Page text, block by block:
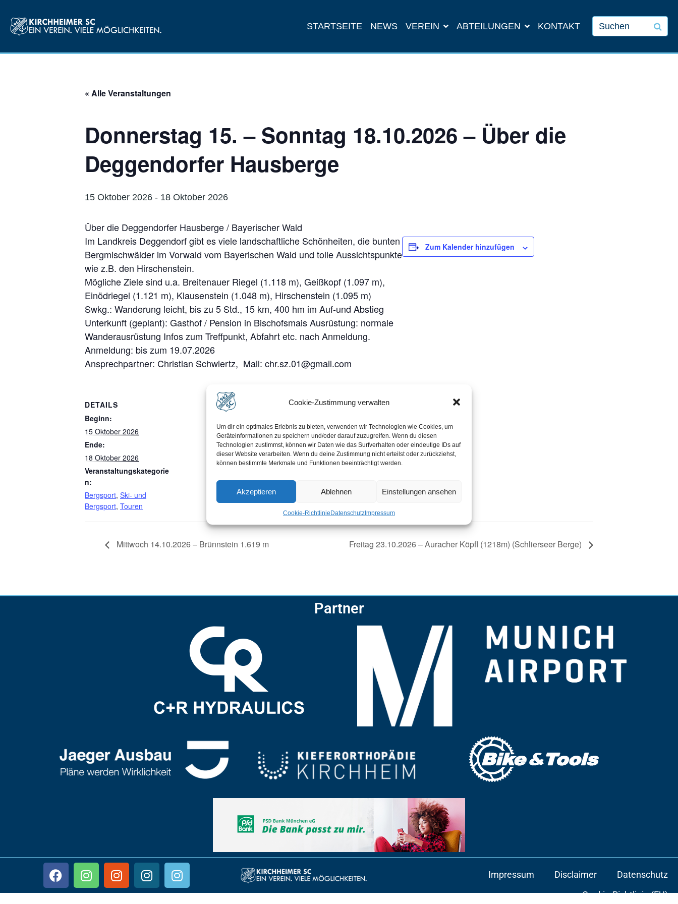
Cookie-Zustimmung verwalten
Um dir ein optimales Erlebnis zu bieten, verwenden wir Technologien wie Cookies, um
Geräteinformationen zu speichern und/oder darauf zuzugreifen. Wenn du diesen
Technologien zustimmst, können wir Daten wie das Surfverhalten oder eindeutige IDs auf
dieser Website verarbeiten. Wenn du deine Zustimmung nicht erteilst oder zurückziehst,
können bestimmte Merkmale und Funktionen beeinträchtigt werden.
Akzeptieren Ablehnen Einstellungen ansehen
Cookie-Richtlinie DatenschutzImpressum
STARTSEITE NEWS VEREIN ABTEILUNGEN KONTAKT
« Alle Veranstaltungen
Donnerstag 15. – Sonntag 18.10.2026 – Über die
Deggendorfer Hausberge
15 Oktober 2026 - 18 Oktober 2026
Über die Deggendorfer Hausberge / Bayerischer Wald
Im Landkreis Deggendorf gibt es viele landschaftliche Schönheiten, die bunten
Bergmischwälder im Vorwald vom Bayerischen Wald und tolle Aussichtspunkte
wie z.B. den Hirschenstein.
Mögliche Ziele sind u.a. Breitenauer Riegel (1.118 m), Geißkopf (1.097 m),
Einödriegel (1.121 m), Klausenstein (1.048 m), Hirschenstein (1.095 m)
Swkg.: Wanderung leicht, bis zu 5 Std., 15 km, 400 hm im Auf-und Abstieg
Unterkunft (geplant): Gasthof / Pension in Bischofsmais Ausrüstung: normale
Wanderausrüstung Infos zum Treffpunkt, Abfahrt etc. nach Anmeldung.
Anmeldung: bis zum 19.07.2026
Ansprechpartner: Christian Schwiertz, Mail: chr.sz.01@gmail.com
Zum Kalender hinzufügen
DETAILS
Beginn:
15 Oktober 2026
Ende:
18 Oktober 2026
Veranstaltungskategorie
n:
Bergsport, Ski- und
Bergsport, Touren
Mittwoch 14.10.2026 – Brünnstein 1.619 m Freitag 23.10.2026 – Auracher Köpfl (1218m) (Schlierseer Berge)
Partner
Impressum Disclaimer
Datenschutz
Cookie-Richtlinie (EU)